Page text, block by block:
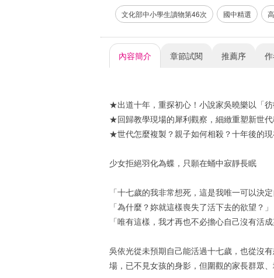
文化部中小學生讀物第46次 國中精選
內容簡介 章節試閱 推薦序
★出道十年，重探初心！小說家吳曉樂以「
★回歸教學現場的犀利觀察，細緻重塑新世代
★世代怎麼複製？親子如何相殺？十年後的
少女拒絕羽化為蝶，只願在蛹中寂靜長眠
「十七歲的我非常想死，這是我唯一可以決
「為什麼？妳就這樣喪失了活下去的欲望？」
「唯有這樣，我才再也不必擔心自己沒有活成
吳依光從未預期自己能活過十七歲，也從沒
場，已不見女孩的身影，但圍觀的家長群眾